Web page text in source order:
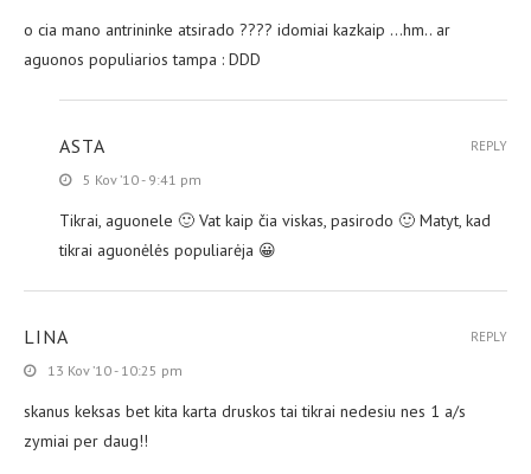
o cia mano antrininke atsirado ???? idomiai kazkaip …hm.. ar
aguonos populiarios tampa : DDD
ASTA
5 Kov ’10 - 9:41 pm
Tikrai, aguonele 🙂 Vat kaip čia viskas, pasirodo 🙂 Matyt, kad
tikrai aguonėlės populiarėja 😀
REPLY
LINA
13 Kov ’10 - 10:25 pm
skanus keksas bet kita karta druskos tai tikrai nedesiu nes 1 a/s
zymiai per daug!!
REPLY